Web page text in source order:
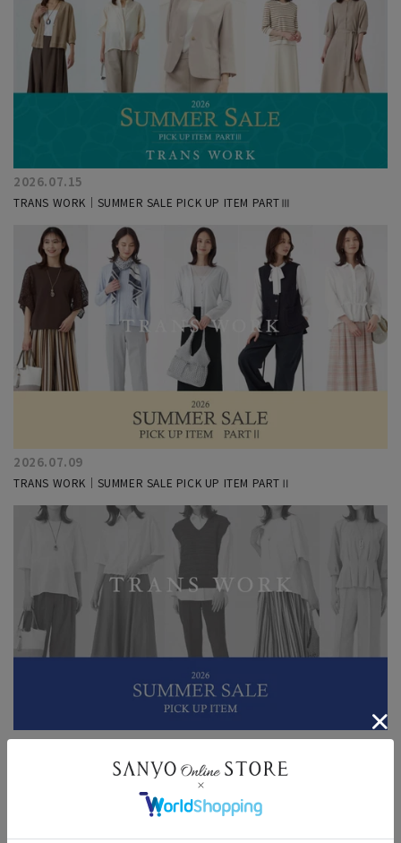
2026.07.15
TRANS WORK｜SUMMER SALE PICK UP ITEM PARTⅢ
2026.07.09
TRANS WORK｜SUMMER SALE PICK UP ITEM PARTⅡ
2026.06.26
TRANS WORK｜SUMMER SALE PICK UP ITEM
もっと見る